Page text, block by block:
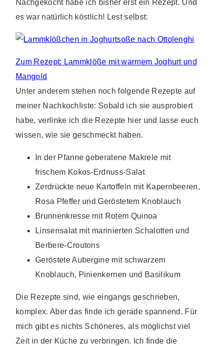
Nachgekocht habe ich bisher erst ein Rezept. Und
es war natürlich köstlich! Lest selbst:
Zum Rezept: Lammklöße mit warmem Joghurt und
Mangold
Unter anderem stehen noch folgende Rezepte auf
meiner Nachkochliste: Sobald ich sie ausprobiert
habe, verlinke ich die Rezepte hier und lasse euch
wissen, wie sie geschmeckt haben.
In der Pfanne geberatene Makrele mit
frischem Kokos-Erdnuss-Salat
Zerdrückte neue Kartoffeln mit Kapernbeeren,
Rosa Pfeffer und Geröstetem Knoblauch
Brunnenkresse mit Rotem Quinoa
Linsensalat mit marinierten Schalotten und
Berbere-Croutons
Geröstete Aubergine mit schwarzem
Knoblauch, Pinienkernen und Basilikum
Die Rezepte sind, wie eingangs geschrieben,
komplex. Aber das finde ich gerade spannend. Für
mich gibt es nichts Schöneres, als möglichst viel
Zeit in der Küche zu verbringen. Ich finde die